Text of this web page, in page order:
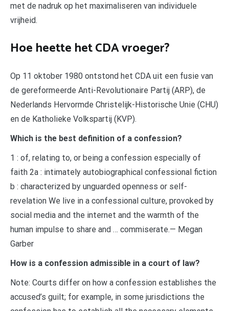
met de nadruk op het maximaliseren van individuele
vrijheid.
Hoe heette het CDA vroeger?
Op 11 oktober 1980 ontstond het CDA uit een fusie van
de gereformeerde Anti-Revolutionaire Partij (ARP), de
Nederlands Hervormde Christelijk-Historische Unie (CHU)
en de Katholieke Volkspartij (KVP).
Which is the best definition of a confession?
1 : of, relating to, or being a confession especially of
faith 2a : intimately autobiographical confessional fiction
b : characterized by unguarded openness or self-
revelation We live in a confessional culture, provoked by
social media and the internet and the warmth of the
human impulse to share and … commiserate.— Megan
Garber
How is a confession admissible in a court of law?
Note: Courts differ on how a confession establishes the
accused’s guilt; for example, in some jurisdictions the